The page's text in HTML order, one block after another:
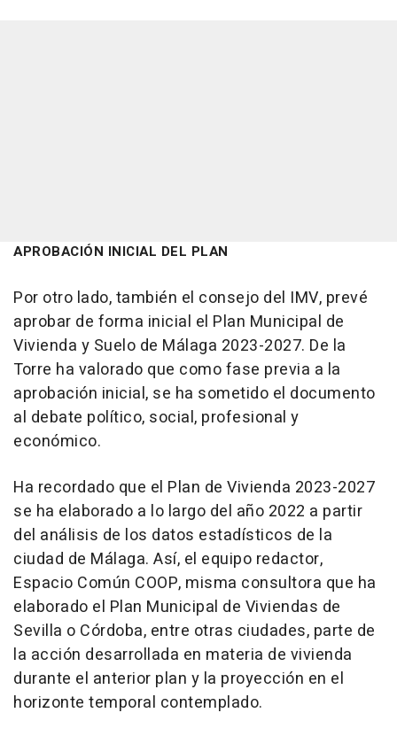
APROBACIÓN INICIAL DEL PLAN
Por otro lado, también el consejo del IMV, prevé
aprobar de forma inicial el Plan Municipal de
Vivienda y Suelo de Málaga 2023-2027. De la
Torre ha valorado que como fase previa a la
aprobación inicial, se ha sometido el documento
al debate político, social, profesional y
económico.
Ha recordado que el Plan de Vivienda 2023-2027
se ha elaborado a lo largo del año 2022 a partir
del análisis de los datos estadísticos de la
ciudad de Málaga. Así, el equipo redactor,
Espacio Común COOP, misma consultora que ha
elaborado el Plan Municipal de Viviendas de
Sevilla o Córdoba, entre otras ciudades, parte de
la acción desarrollada en materia de vivienda
durante el anterior plan y la proyección en el
horizonte temporal contemplado.